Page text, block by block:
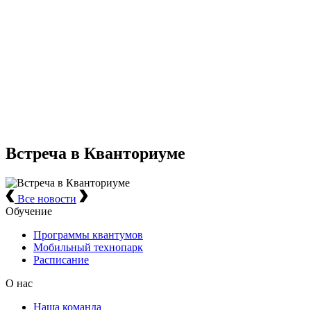
Встреча в Кванториуме
Все новости
Обучение
Программы квантумов
Мобильный технопарк
Расписание
О нас
Наша команда